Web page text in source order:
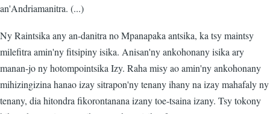
an'Andriamanitra. (...)
Ny Raintsika any an-danitra no Mpanapaka antsika, ka tsy maintsy
milefitra amin'ny fitsipiny isika. Anisan'ny ankohonany isika ary
manan-jo ny hotompointsika Izy. Raha misy ao amin'ny ankohonany
mihizingizina hanao izay sitrapon'ny tenany ihany na izay mahafaly ny
tenany, dia hitondra fikorontanana izany toe-tsaina izany. Tsy tokony